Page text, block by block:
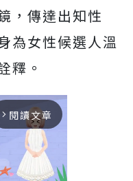
，傳達出知性
為女性候選人溫
釋。
arrow_forward_ios 閱讀文章